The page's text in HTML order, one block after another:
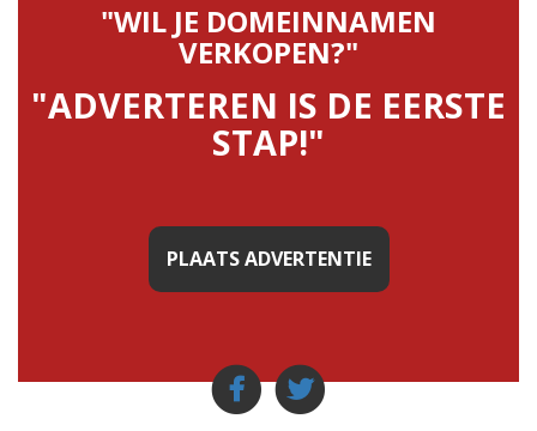
"WIL JE DOMEINNAMEN
VERKOPEN?"
"ADVERTEREN IS DE EERSTE
STAP!"
PLAATS ADVERTENTIE